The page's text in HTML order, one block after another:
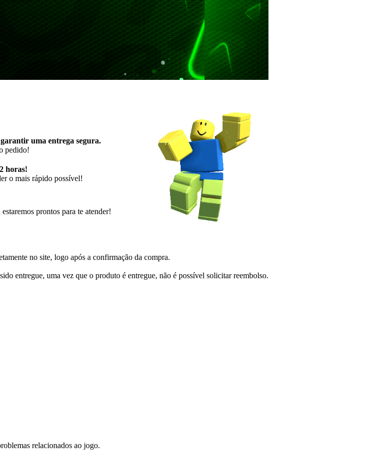
uma entrega segura.
pedido!
horas!
o mais rápido possível!
prontos para te atender!
no site, logo após a confirmação da compra.
entregue, uma vez que o produto é entregue, não é possível solicitar reembolso.
relacionados ao jogo.